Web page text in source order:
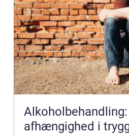
afhængighed i